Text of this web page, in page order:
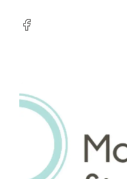
Facebook